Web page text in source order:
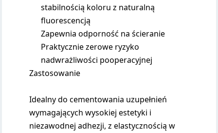
stabilnością koloru z naturalną
fluorescencją
Zapewnia odporność na ścieranie
Praktycznie zerowe ryzyko
nadwrażliwości pooperacyjnej
Zastosowanie
Idealny do cementowania uzupełnień
wymagających wysokiej estetyki i
niezawodnej adhezji, z elastycznością w